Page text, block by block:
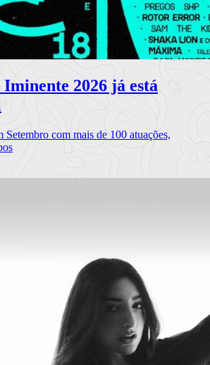
2026 já está
Setembro com mais de 100 atuações,